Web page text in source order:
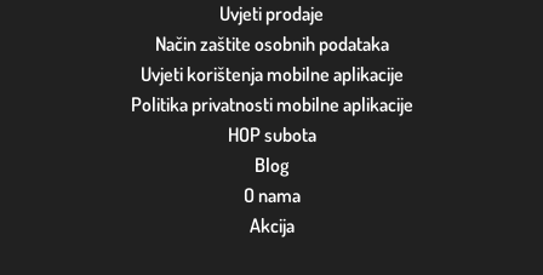
Uvjeti prodaje
Način zaštite osobnih podataka
Uvjeti korištenja mobilne aplikacije
Politika privatnosti mobilne aplikacije
HOP subota
Blog
O nama
Akcija